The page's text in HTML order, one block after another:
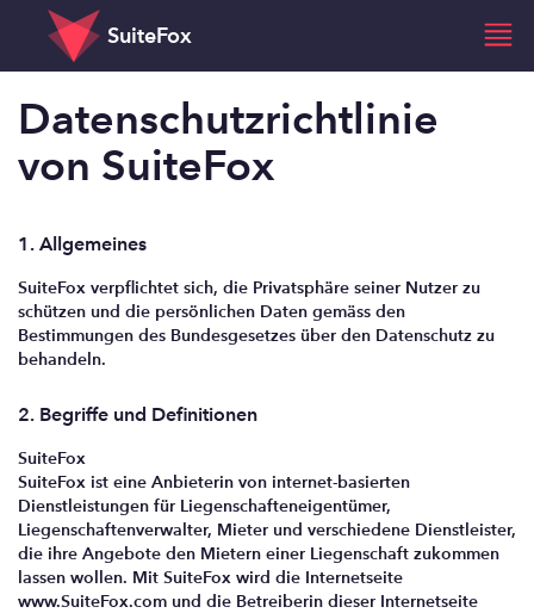
SuiteFox
Datenschutzrichtlinie
von SuiteFox
1. Allgemeines
SuiteFox verpflichtet sich, die Privatsphäre seiner Nutzer zu
schützen und die persönlichen Daten gemäss den
Bestimmungen des Bundesgesetzes über den Datenschutz zu
behandeln.
2. Begriffe und Definitionen
SuiteFox
SuiteFox ist eine Anbieterin von internet-basierten
Dienstleistungen für Liegenschafteneigentümer,
Liegenschaftenverwalter, Mieter und verschiedene Dienstleister,
die ihre Angebote den Mietern einer Liegenschaft zukommen
lassen wollen. Mit SuiteFox wird die Internetseite
www.SuiteFox.com und die Betreiberin dieser Internetseite